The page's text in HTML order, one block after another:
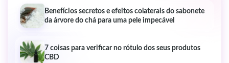
Benefícios secretos e efeitos colaterais do sabonete
da árvore do chá para uma pele impecável
7 coisas para verificar no rótulo dos seus produtos
CBD